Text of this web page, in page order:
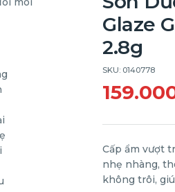
Glaze
2.8g
SKU: 0140778
Cấp ẩm vượt
nhẹ nhàng,
không trôi,